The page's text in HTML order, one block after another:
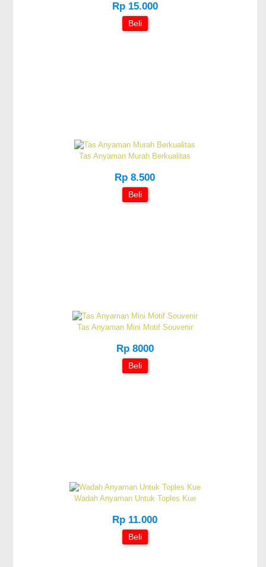
Rp 15.000
Beli
Tas Anyaman Murah Berkualitas
Rp 8.500
Beli
Tas Anyaman Mini Motif Souvenir
Rp 8000
Beli
Wadah Anyaman Untuk Toples Kue
Rp 11.000
Beli